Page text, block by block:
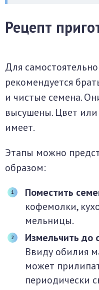
Рецепт
Для
рекомендуется
и чистые семена.
высушены. Цвет или
имеет.
Этапы можно
образом:
Поместить
кофемолки,
мельницы.
Измельчить до
Ввиду обилия
может
периодически